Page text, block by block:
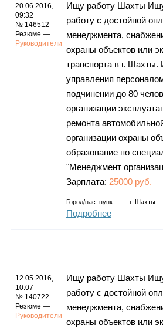
20.06.2016,
09:32
№ 146512
Резюме —
Руководители
Ищу работу Шахты
работу с достойной
менеджмента,
охраны объектов или
транспорта в г.
управления
подчинении до 80
организации
ремонта
организации охраны
образование по
"Менеджмент
Зарплата: 25000 руб.
Город/нас. пункт: г. Шахты
Подробнее
12.05.2016,
10:07
№ 140722
Резюме —
Руководители
Ищу работу Шахты
работу с достойной
менеджмента,
охраны объектов или